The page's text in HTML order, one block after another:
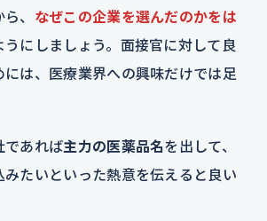
、 なぜこの企業を選んだのかをは
うにしましょう。面接官に対して良
には、医療業界への興味だけでは足
であれば主力の医薬品名を出して、
たいといった熱意を伝えると良い